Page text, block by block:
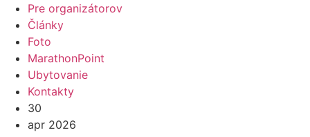
Pre organizátorov
Články
Foto
MarathonPoint
Ubytovanie
Kontakty
30
apr 2026